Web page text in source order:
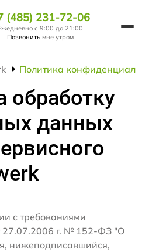
(485) 231-72-06
с 9:00 до 21:00
Позвонить мне утром
Политика
обработку
данных
с требованиями
27.07.2006 г. № 152-ФЗ "О
нижеподписавшийся,